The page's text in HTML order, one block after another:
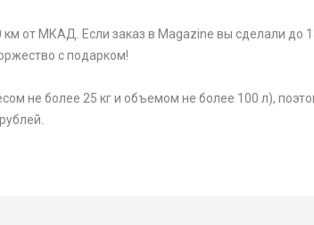
от МКАД. Если заказ в Magazine вы сделали до
с подарком!
не более 25 кг и объемом не более 100 л),